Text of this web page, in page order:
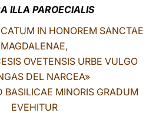
ILLA PAROECIALIS
IN HONOREM SANCTAE
MAGDALENAE,
OVETENSIS URBE VULGO
DEL NARCEA»
BASILICAE MINORIS GRADUM
EVEHITUR